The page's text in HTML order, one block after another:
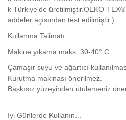
k Türkiye'de üretilmiştir.OEKO-
addeler açısından test edilmiştir.)
Kullanma Talimatı :
Makine yıkama maks. 30-40° C
Çamaşır suyu ve ağartıcı
Kurutma makinası önerilmez.
Baskısız yüzeyinden ütülemeniz
İyi Günlerde Kullanın...